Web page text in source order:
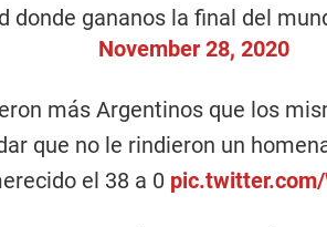
donde gananos la final del
November 28, 2020
más Argentinos que los
que no le rindieron un
el 38 a 0